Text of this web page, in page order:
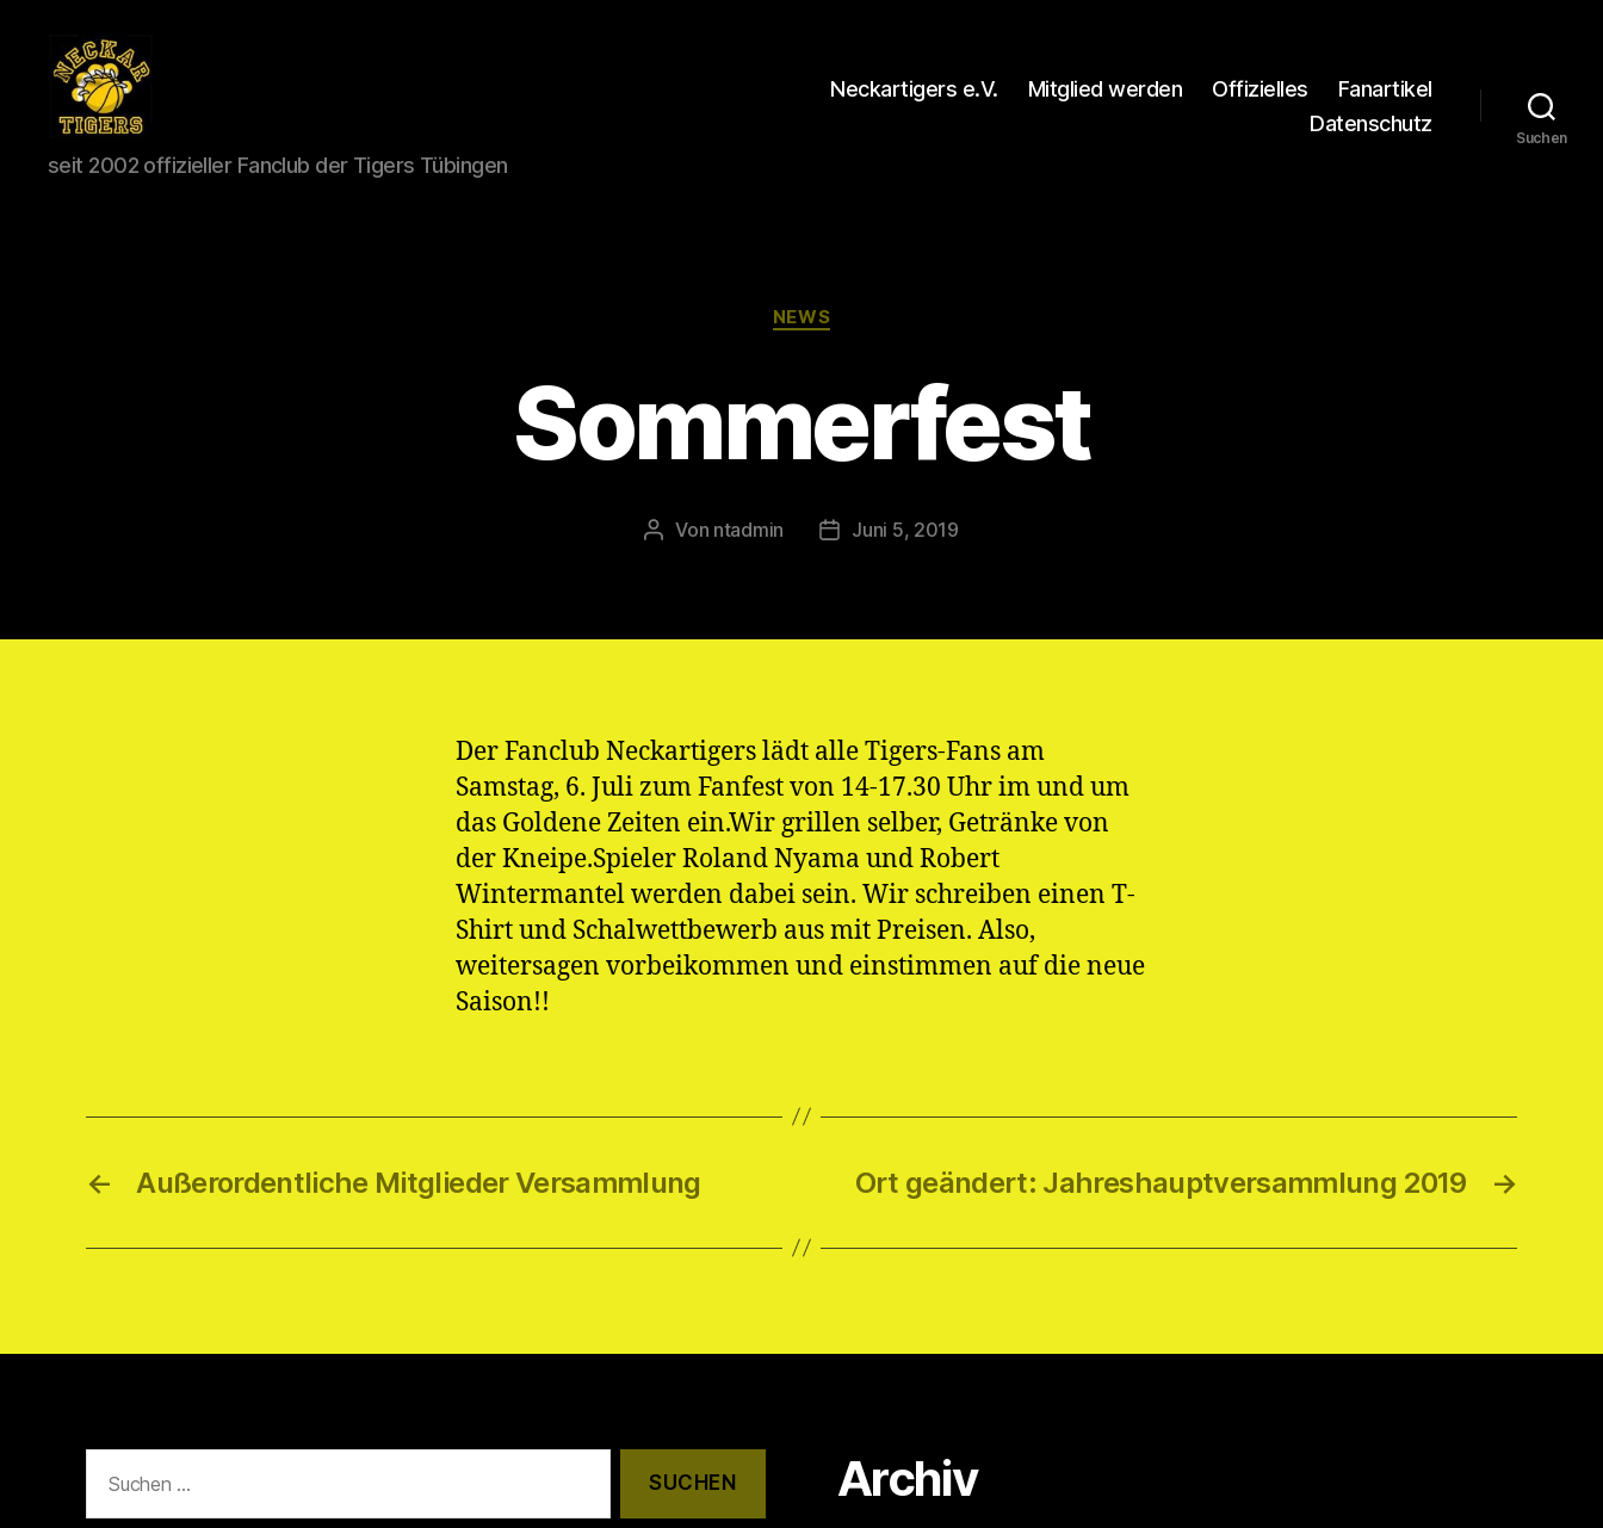
Neckar
Tigers
seit 2002 offizieller Fanclub der Tigers Tübingen
Neckartigers e.V. Mitglied werden Offizielles
Fanartikel
Datenschutz
Suchen
Kategorien
NEWS
Sommerfest
Beitragsautor
Von ntadmin Veröffentlichungsdatum
Juni 5, 2019
Der Fanclub Neckartigers lädt alle Tigers-Fans am
Samstag, 6. Juli zum Fanfest von 14-17.30 Uhr im und um
das Goldene Zeiten ein.Wir grillen selber, Getränke von
der Kneipe.Spieler Roland Nyama und Robert
Wintermantel werden dabei sein. Wir schreiben einen T-
Shirt und Schalwettbewerb aus mit Preisen. Also,
weitersagen vorbeikommen und einstimmen auf die neue
Saison!!
← Außerordentliche Mitglieder Versammlung →
Ort geändert: Jahreshauptversammlung 2019
nach:
Archiv